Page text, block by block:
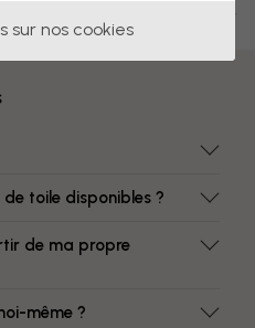
de toile disponibles ?
de ma propre
même ?
sur nos cookies